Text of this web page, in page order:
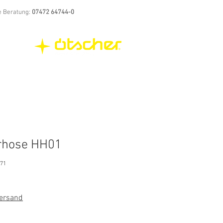
Beratung: 07472 64744-0
HH01